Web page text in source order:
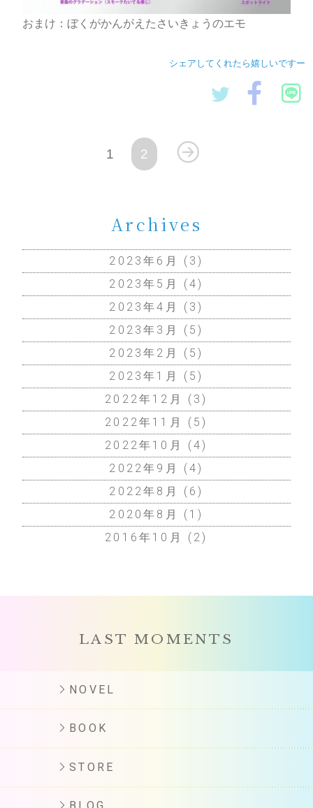
おまけ：ぼくがかんがえたさいきょうのエモ
シェアしてくれたら嬉しいですー
1 2
Archives
2023年6月
(3)
2023年5月
(4)
2023年4月
(3)
2023年3月
(5)
2023年2月
(5)
2023年1月
(5)
2022年12月
(3)
2022年11月
(5)
2022年10月
(4)
2022年9月
(4)
2022年8月
(6)
2020年8月
(1)
2016年10月
(2)
LAST MOMENTS
NOVEL
BOOK
STORE